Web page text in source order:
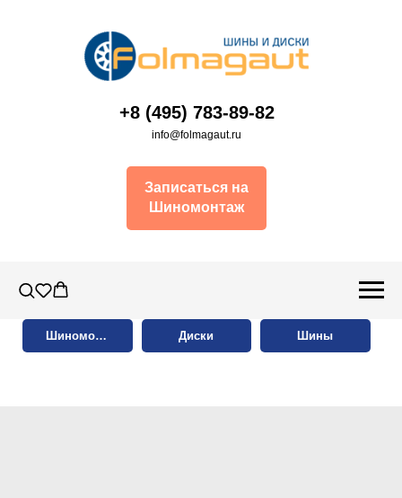
+8 (495) 783-89-82
info@folmagaut.ru
Записаться на
Шиномонтаж
Шиномонтаж Диски Шины